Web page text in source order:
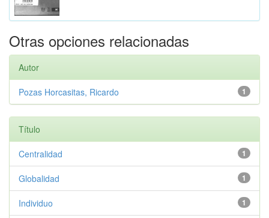
Otras opciones relacionadas
Autor
1
Pozas Horcasitas, Ricardo
Título
1
Centralidad
1
Globalidad
1
Individuo